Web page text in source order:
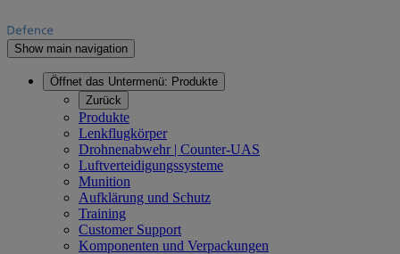
Show main navigation
Öffnet das Untermenü: Produkte
Zurück
Produkte
Lenkflugkörper
Drohnenabwehr | Counter-UAS
Luftverteidigungssysteme
Munition
Aufklärung und Schutz
Training
Customer Support
Komponenten und Verpackungen